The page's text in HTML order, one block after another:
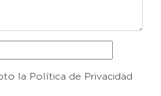
la Política de Privacidad